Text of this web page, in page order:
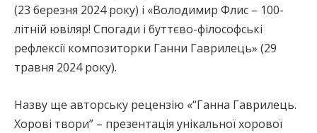
(23 березня 2024 року) і «Володимир Флис – 100-
літній ювіляр! Спогади і буттєво-філософські
рефлексії композиторки Ганни Гаврилець» (29
травня 2024 року).
Назву ще авторську рецензію «“Ганна Гаврилець.
Хорові твори” – презентація унікальної хорової